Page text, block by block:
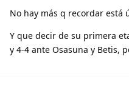
No hay más q recordar está
Y que decir de su primera
y 4-4 ante Osasuna y Betis,